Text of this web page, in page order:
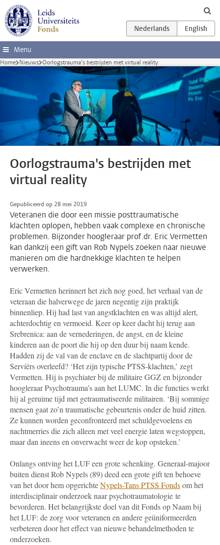
Ga direct naar de inhoud
Menu
Home Nieuws Oorlogstrauma's bestrijden met virtual reality
Oorlogstrauma's bestrijden met
virtual reality
Gepubliceerd op 28 mei 2019
Veteranen die door een missie posttraumatische
klachten oplopen, hebben vaak complexe en chronische
problemen. Bijzonder hoogleraar prof.dr. Eric Vermetten
kan dankzij een gift van Rob Nypels zoeken naar nieuwe
manieren om die hardnekkige klachten te helpen
verwerken.
Eric Vermetten herinnert het zich nog goed, het verhaal van de
veteraan die halverwege de jaren negentig zijn praktijk
binnenliep. Hij had last van angstklachten en was altijd alert,
achterdochtig en vermoeid. Keer op keer dacht hij terug aan
Srebrenica: aan de vernederingen, de angst, en de kleine
kinderen aan de poort die hij op den duur bij naam kende.
Hadden zij de val van de enclave en de slachtpartij door de
Serviërs overleefd? ‘Het zijn typische PTSS-klachten,’ zegt
Vermetten. Hij is psychiater bij de militaire GGZ en bijzonder
hoogleraar Psychotrauma’s aan het LUMC. In die functies werkt
hij al geruime tijd met getraumatiseerde militairen. ‘Bij sommige
mensen gaat zo’n traumatische gebeurtenis onder de huid zitten.
Ze kunnen worden geconfronteerd met schuldgevoelens en
nachtmerries die zich alleen met veel energie laten wegstoppen,
maar dan ineens en onverwacht weer de kop opsteken.’
Onlangs ontving het LUF een grote schenking. Generaal-majoor
buiten dienst Rob Nypels (89) deed een grote gift ten behoeve
van het door hem opgerichteNypels-Tans PTSS Fondsom het
interdisciplinair onderzoek naar psychotraumatologie te
bevorderen. Het belangrijkste doel van dit Fonds op Naam bij
het LUF: de zorg voor veteranen en andere geüniformeerden
verbeteren door het effect van nieuwe behandelmethoden te
onderzoeken.